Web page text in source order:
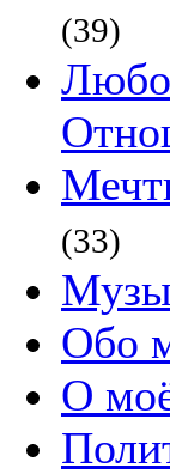
(39)
(33)
Обо
О